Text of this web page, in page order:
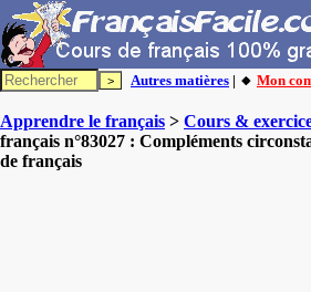
Autres matières | 🔸 Mon
Apprendre le français > Cours &
français n°83027 : Compléments
de français